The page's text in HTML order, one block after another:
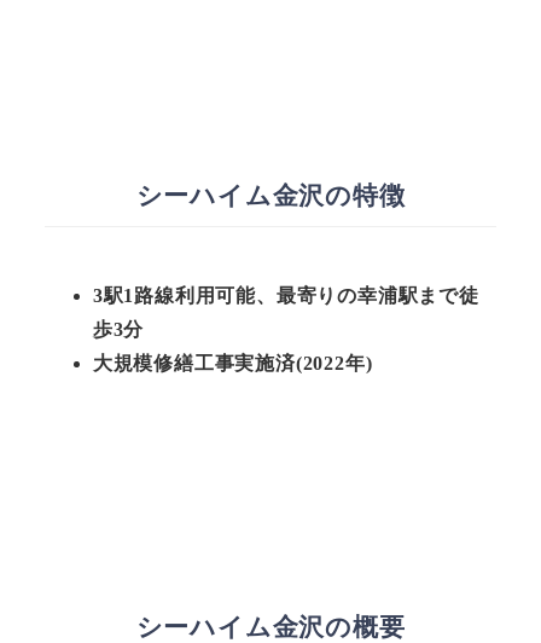
シーハイム金沢の特徴
3駅1路線利用可能、最寄りの幸浦駅まで徒
歩3分
大規模修繕工事実施済(2022年)
シーハイム金沢の概要